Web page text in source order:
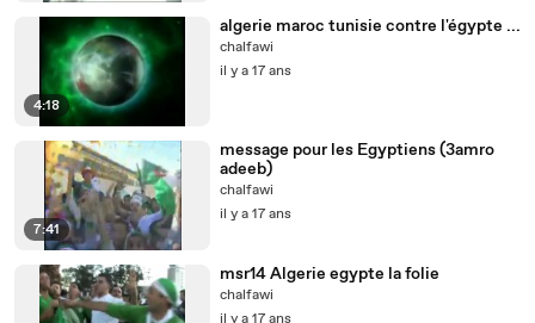
4:18
algerie maroc tunisie contre l'égypte ...
chalfawi
il y a 17 ans
7:41
message pour les Egyptiens (3amro
adeeb)
chalfawi
il y a 17 ans
msr14 Algerie egypte la folie
chalfawi